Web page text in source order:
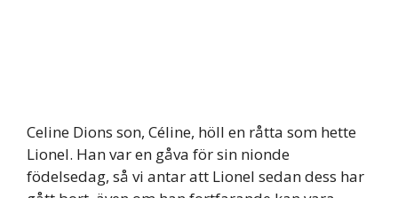
Celine Dions son, Céline, höll en råtta som hette
Lionel. Han var en gåva för sin nionde
födelsedag, så vi antar att Lionel sedan dess har